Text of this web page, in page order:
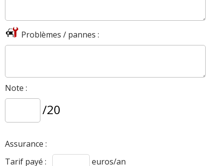
Problèmes / pannes :
Note :
/20
Assurance :
Tarif payé :
euros/an